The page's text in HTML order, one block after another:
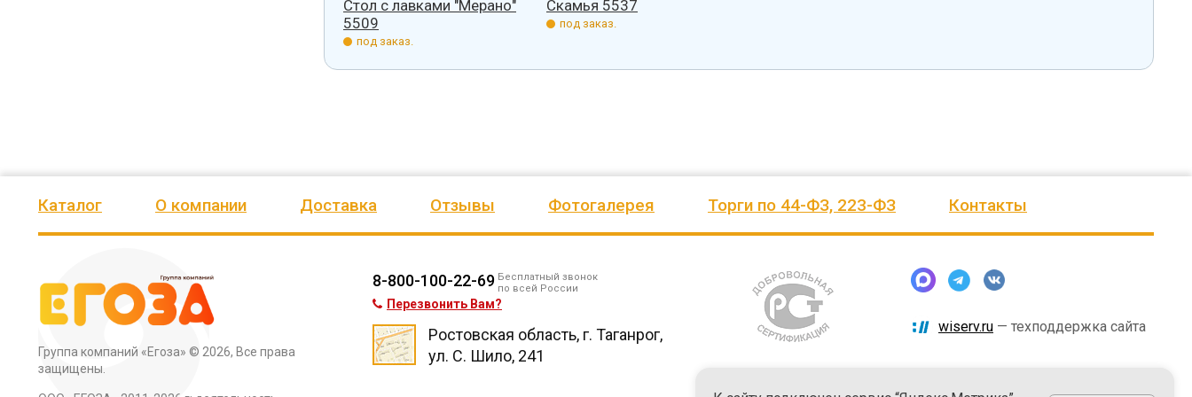
Стол с лавками "Мерано"
5509
под заказ.
Скамья 5537
под заказ.
Каталог О компании Доставка Отзывы Фотогалерея Торги по 44-ФЗ, 223-ФЗ Контакты
Группа компаний «Егоза» © 2026, Все права
защищены.
8-800-100-22-69 Бесплатный звонок
по всей России
Перезвонить Вам?
Ростовская область, г. Таганрог,
ул. С. Шило, 241
wiserv.ru — техподдержка сайта